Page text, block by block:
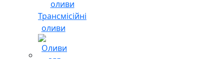
Трансмісійні
оливи